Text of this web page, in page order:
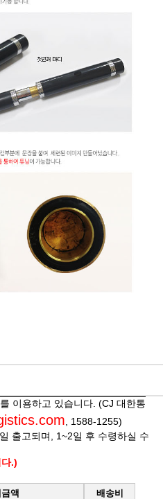
이용하고 있습니다. (CJ 대한통
, 1588-1255)
출고되며, 1~2일 후 수령하실 수
.)
액
배송비